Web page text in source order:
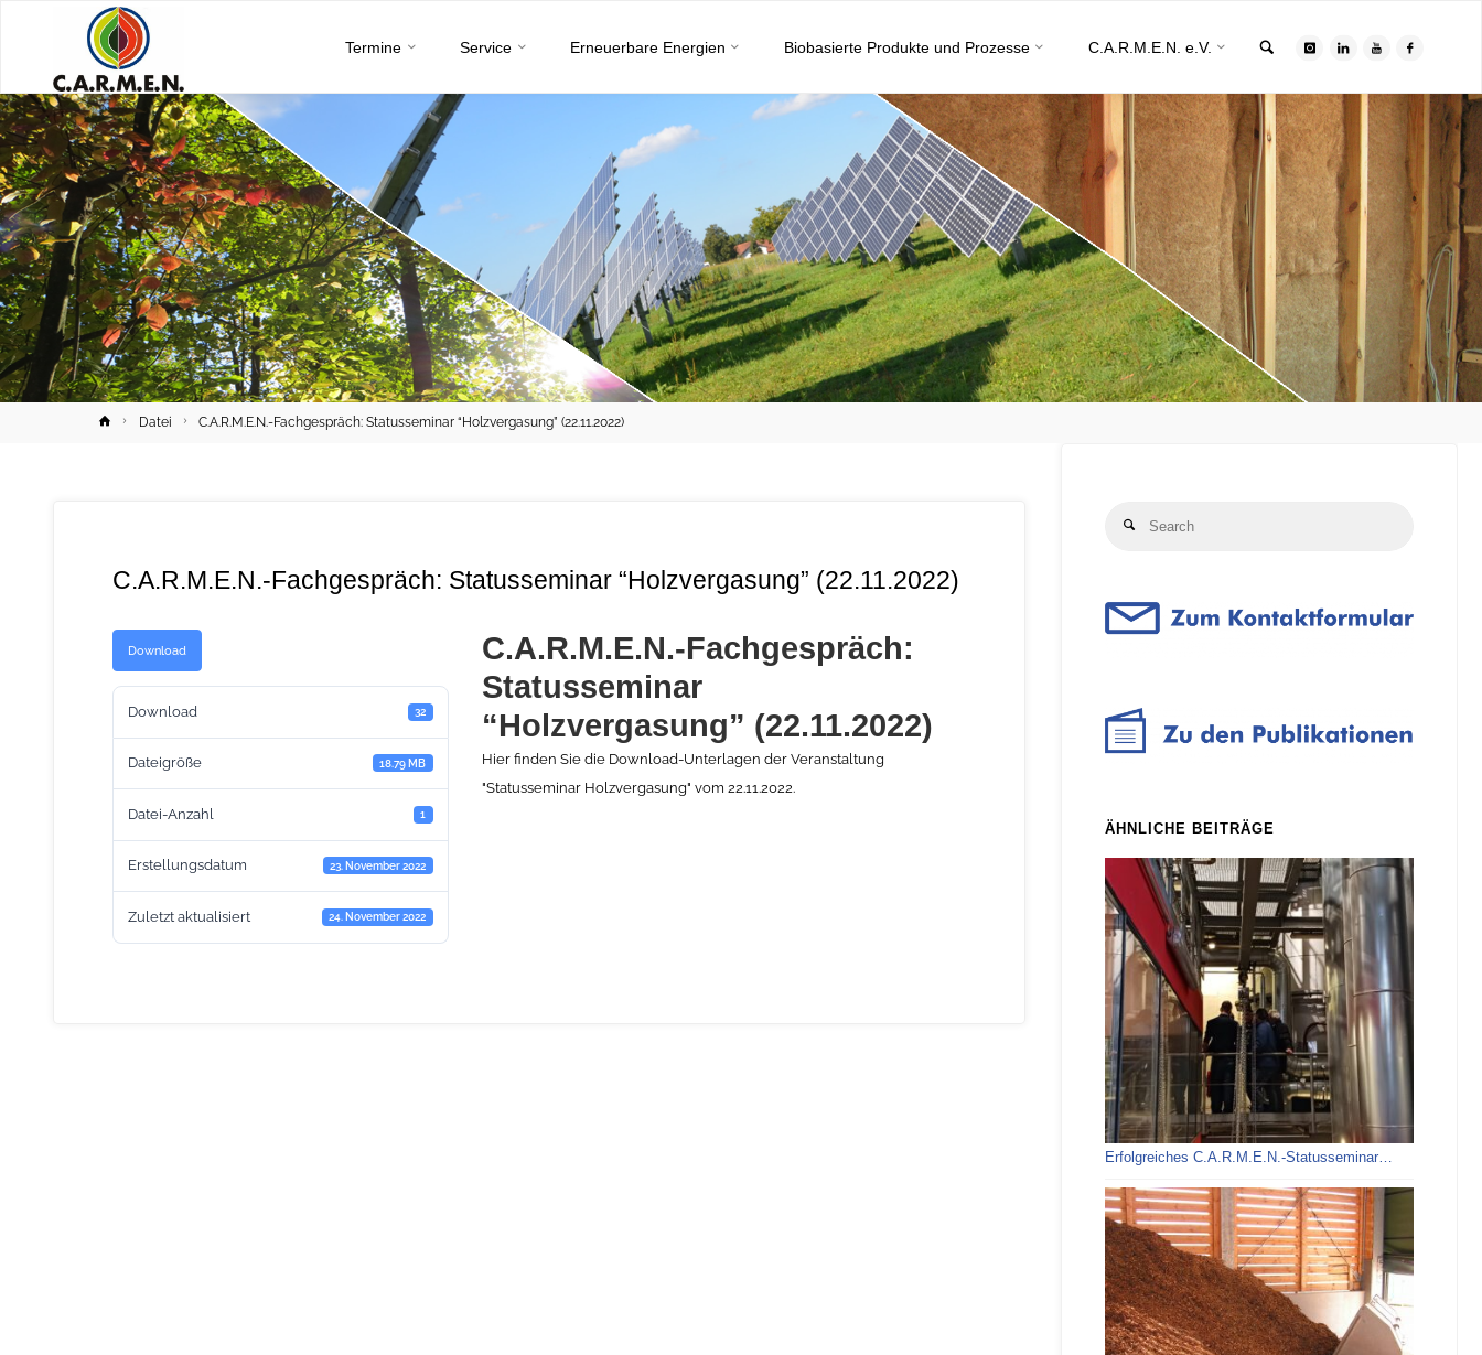
Termine Service Erneuerbare Energien Biobasierte Produkte und Prozesse C.A.R.M.E.N. e.V.
HomeDatei C.A.R.M.E.N.-Fachgespräch: Statusseminar “Holzvergasung” (22.11.2022)
C.A.R.M.E.N.-Fachgespräch: Statusseminar “Holzvergasung” (22.11.2022)
Download
Download 32
Dateigröße 18.79 MB
Datei-Anzahl 1
Erstellungsdatum 23. November 2022
Zuletzt aktualisiert 24. November 2022
C.A.R.M.E.N.-Fachgespräch:
Statusseminar
“Holzvergasung” (22.11.2022)
Hier finden Sie die Download-Unterlagen der Veranstaltung
"Statusseminar Holzvergasung" vom 22.11.2022.
Search
ÄHNLICHE BEITRÄGE
Erfolgreiches C.A.R.M.E.N.-Statusseminar…